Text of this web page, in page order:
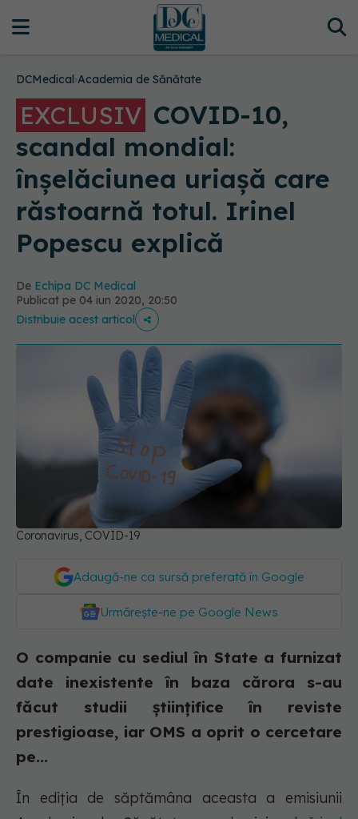
DCMedical›Academia de Sănătate
EXCLUSIV COVID-10,
scandal mondial:
înșelăciunea uriașă care
răstoarnă totul. Irinel
Popescu explică
De Echipa DC Medical
Publicat pe 04 iun 2020, 20:50
Distribuie acest articol
Coronavirus, COVID-19
Adaugă-ne ca sursă preferată în Google
Urmărește-ne pe Google News
O companie cu sediul în State a furnizat
date inexistente în baza cărora s-au
făcut studii științifice în reviste
prestigioase, iar OMS a oprit o cercetare
pe...
În ediția de săptămâna aceasta a emisiunii